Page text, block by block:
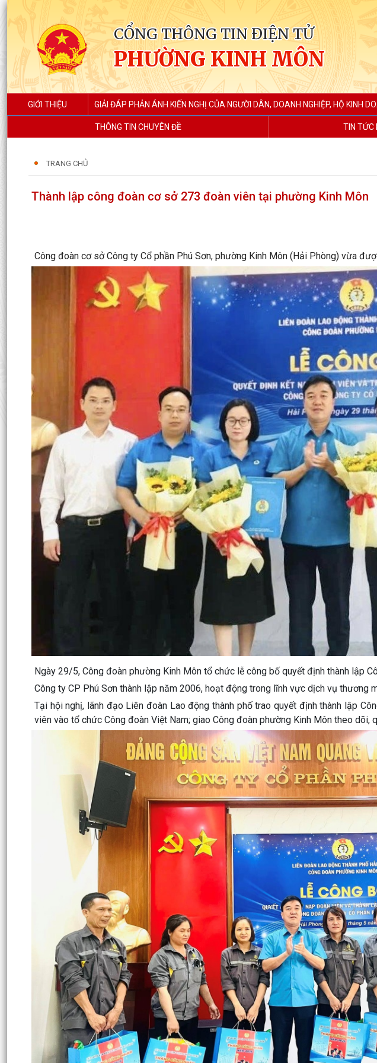
CỔNG THÔNG TIN ĐIỆN TỬ
PHƯỜNG KINH MÔN
GIỚI THIỆU GIẢI ĐÁP PHẢN ÁNH KIẾN NGHỊ CỦA NGƯỜI DÂN, DOANH NGHIỆP, HỘ KINH
THÔNG TIN CHUYÊN ĐỀ TIN TỨC
TRANG CHỦ
Thành lập công đoàn cơ sở 273 đoàn viên tại phường Kinh Môn
Công đoàn cơ sở Công ty Cổ phần Phú Sơn, phường Kinh Môn (Hải Phòng) vừa
Ngày 29/5, Công đoàn phường Kinh Môn tổ chức lễ công bố quyết định thành lập
Công ty CP Phú Sơn thành lập năm 2006, hoạt động trong lĩnh vực dịch vụ thương
Tại hội nghị, lãnh đạo Liên đoàn Lao động thành phố trao quyết định thành lập
viên vào tổ chức Công đoàn Việt Nam; giao Công đoàn phường Kinh Môn theo dõi,